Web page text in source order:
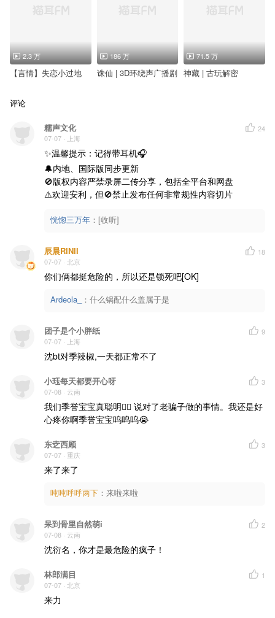
2.3 万
【言情】失恋小过地
186 万
诛仙 | 3D环绕声广播剧
71.5 万
神藏 | 古玩解密
评论
糯声文化
07-07 · 上海
24
✨温馨提示：记得带耳机🎧
🔔内地、国际版同步更新
🚫版权内容严禁录屏二传分享，包括全平台和网盘
⚠️欢迎安利，但🚫禁止发布任何非常规性内容切片
恍惚三万年 ： [收听]
辰晨RINII
07-07 · 北京
18
你们俩都挺危险的，所以还是锁死吧[OK]
Ardeola_ ： 什么锅配什么盖属于是
团子是个小胖纸
07-07 · 上海
9
沈bt对季辣椒,一天都正常不了
小珏每天都要开心呀
07-08 · 云南
3
我们季誉宝宝真聪明👍🏻 说对了老骗子做的事情。我还是好
心疼你啊季誉宝宝呜呜呜😭
东赱西顾
07-07 · 重庆
3
来了来了
吨吨呼呼两下 ： 来啦来啦
呆到骨里自然萌i
07-08 · 云南
2
沈衍名，你才是最危险的疯子！
林郎满目
07-07 · 北京
1
来力